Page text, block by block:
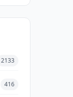
2133
416